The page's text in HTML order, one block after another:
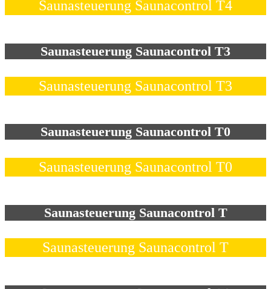
Saunasteuerung Saunacontrol T4
Saunasteuerung Saunacontrol T3
Saunasteuerung Saunacontrol T3
Saunasteuerung Saunacontrol T0
Saunasteuerung Saunacontrol T0
Saunasteuerung Saunacontrol T
Saunasteuerung Saunacontrol T